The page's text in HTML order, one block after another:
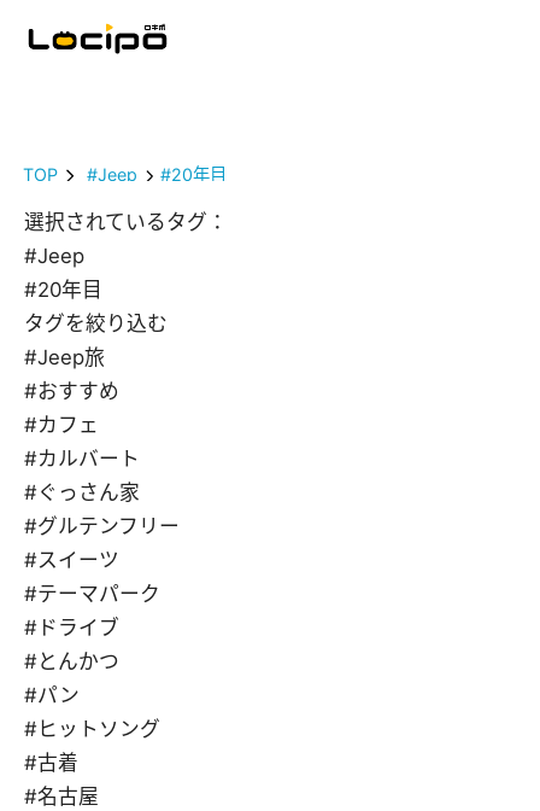
TOP #Jeep #20年目
選択されているタグ：
#Jeep
#20年目
タグを絞り込む
#Jeep旅
#おすすめ
#カフェ
#カルバート
#ぐっさん家
#グルテンフリー
#スイーツ
#テーマパーク
#ドライブ
#とんかつ
#パン
#ヒットソング
#古着
#名古屋